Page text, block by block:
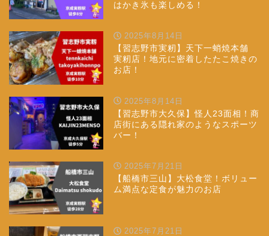
はかき氷も楽しめる！
2025年8月14日
【習志野市実籾】天下一蛸焼本舗
実籾店！地元に密着したたこ焼きの
お店！
2025年8月14日
【習志野市大久保】怪人23面相！商
店街にある隠れ家のようなスポーツ
バー！
2025年7月21日
【船橋市三山】大松食堂！ボリュー
ム満点な定食が魅力のお店
2025年7月21日